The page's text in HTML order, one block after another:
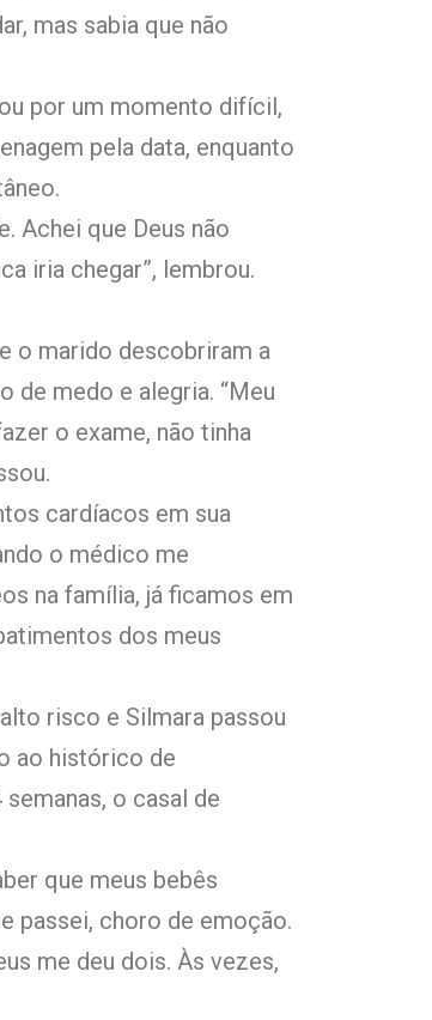
mas sabia que não
por um momento difícil,
pela data, enquanto
Achei que Deus não
iria chegar”, lembrou.
o marido descobriram a
de medo e alegria. “Meu
o exame, não tinha
cardíacos em sua
o médico me
na família, já ficamos em
dos meus
risco e Silmara passou
ao histórico de
o casal de
que meus bebês
passei, choro de emoção.
me deu dois. Às vezes,